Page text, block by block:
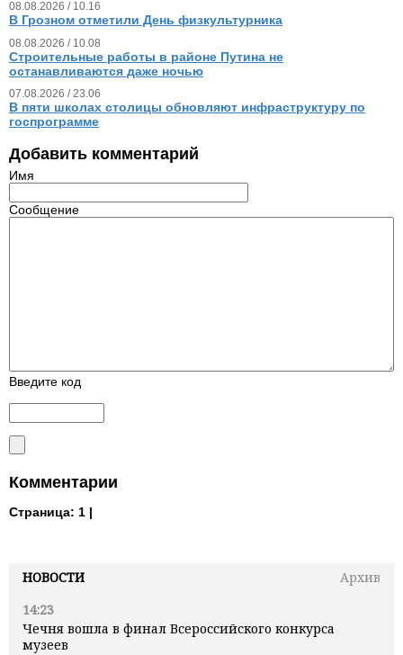
НОВОСТИ
Архив
14:23
Чечня вошла в финал Всероссийского конкурса
музеев
08.08.2026 / 10.16
В Грозном отметили День физкультурника
08.08.2026 / 10.08
Строительные работы в районе Путина не
останавливаются даже ночью
07.08.2026 / 23.06
В пяти школах столицы обновляют инфраструктуру по
госпрограмме
Добавить комментарий
Имя
Сообщение
Введите код
Комментарии
Страница: 1 |